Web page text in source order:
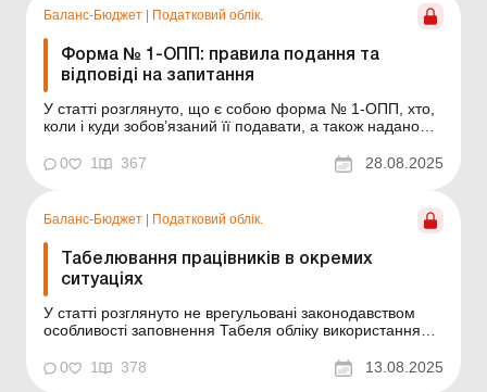
Баланс-Бюджет | Податковий облік.
Форма № 1-ОПП: правила подання та
відповіді на запитання
У статті розглянуто, що є собою форма № 1-ОПП, хто,
коли і куди зобов’язаний її подавати, а також надано
суб’єктам господарювання доводиться заповнювати та
подавати до податкового органу форму № 1-ОПП.
0 1 367 28.08.2025
Баланс-Бюджет Податковий облік.
Табелювання працівників в окремих
ситуаціях
У статті розглянуто не врегульовані законодавством
особливості заповнення Табеля обліку використання
зобов’язані забезпечувати достовірний облік
виконуваної працівниками роботи. З цією метою
0 1 378 13.08.2025